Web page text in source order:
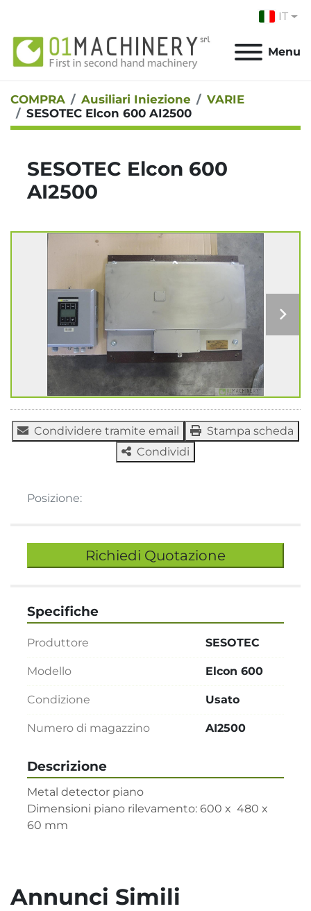
IT
Menu
COMPRA Ausiliari Iniezione
VARIE
SESOTEC Elcon 600 AI2500
SESOTEC Elcon 600
AI2500
Condividere tramite email
Stampa scheda
Condividi
Posizione:
Richiedi Quotazione
Descrizione
Metal detector piano
Dimensioni piano rilevamento: 600 x  480 x
60 mm
Specifiche
Produttore SESOTEC
Modello Elcon 600
Condizione Usato
Numero di magazzino AI2500
Annunci Simili